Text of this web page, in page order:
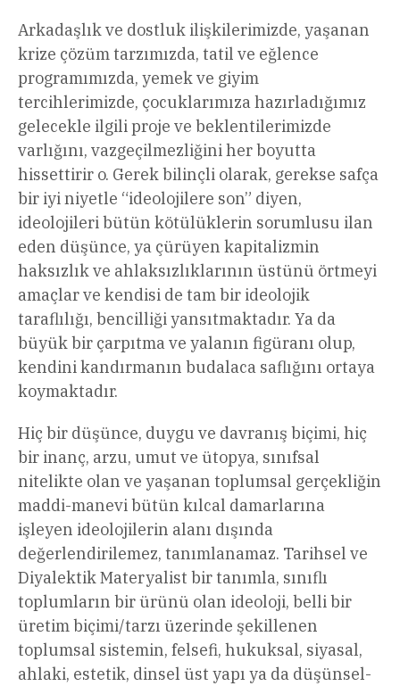
Arkadaşlık ve dostluk ilişkilerimizde, yaşanan
krize çözüm tarzımızda, tatil ve eğlence
programımızda, yemek ve giyim
tercihlerimizde, çocuklarımıza hazırladığımız
gelecekle ilgili proje ve beklentilerimizde
varlığını, vazgeçilmezliğini her boyutta
hissettirir o. Gerek bilinçli olarak, gerekse safça
bir iyi niyetle “ideolojilere son” diyen,
ideolojileri bütün kötülüklerin sorumlusu ilan
eden düşünce, ya çürüyen kapitalizmin
haksızlık ve ahlaksızlıklarının üstünü örtmeyi
amaçlar ve kendisi de tam bir ideolojik
taraflılığı, bencilliği yansıtmaktadır. Ya da
büyük bir çarpıtma ve yalanın figüranı olup,
kendini kandırmanın budalaca saflığını ortaya
koymaktadır.
Hiç bir düşünce, duygu ve davranış biçimi, hiç
bir inanç, arzu, umut ve ütopya, sınıfsal
nitelikte olan ve yaşanan toplumsal gerçekliğin
maddi-manevi bütün kılcal damarlarına
işleyen ideolojilerin alanı dışında
değerlendirilemez, tanımlanamaz. Tarihsel ve
Diyalektik Materyalist bir tanımla, sınıflı
toplumların bir ürünü olan ideoloji, belli bir
üretim biçimi/tarzı üzerinde şekillenen
toplumsal sistemin, felsefi, hukuksal, siyasal,
ahlaki, estetik, dinsel üst yapı ya da düşünsel-